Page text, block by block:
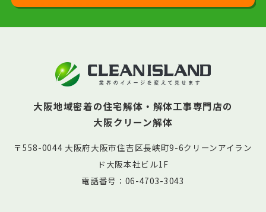
大阪地域密着の住宅解体・解体工事専門店の
大阪クリーン解体
〒558-0044 大阪府大阪市住吉区長峡町9-6クリーンアイラン
ド大阪本社ビル1F
電話番号：06-4703-3043